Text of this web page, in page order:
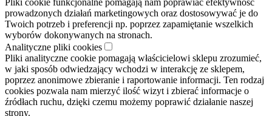
prowadzonych działań marketingowych oraz dostosowywać je do
Twoich potrzeb i preferencji np. poprzez zapamiętanie wszelkich
wyborów dokonywanych na stronach.
Analityczne pliki cookies
Pliki analityczne cookie pomagają właścicielowi sklepu zrozumieć,
w jaki sposób odwiedzający wchodzi w interakcję ze sklepem,
poprzez anonimowe zbieranie i raportowanie informacji. Ten rodzaj
cookies pozwala nam mierzyć ilość wizyt i zbierać informacje o
źródłach ruchu, dzięki czemu możemy poprawić działanie naszej
strony.